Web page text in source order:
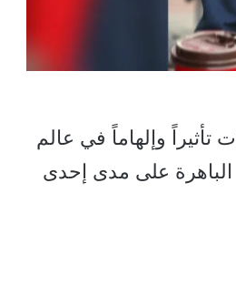
وإلهاماً في عالم
الباهرة على مدى إحدى